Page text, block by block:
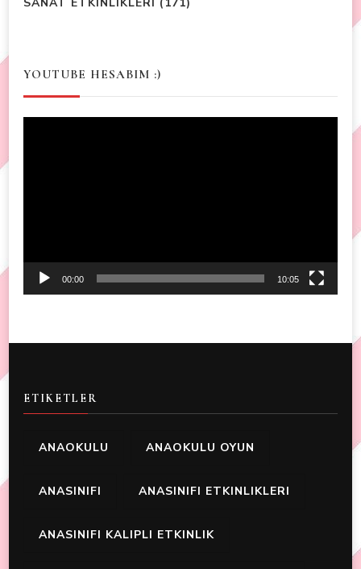
YOUTUBE HESABIM :)
00:00 10:05
ETIKETLER
ANAOKULU ANAOKULU OYUN
ANASINIFI ANASINIFI ETKINLIKLERI
ANASINIFI KALIPLI ETKINLIK